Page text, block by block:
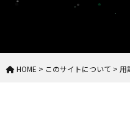
HOME > このサイトについて > 用